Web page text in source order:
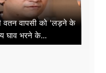
वतन वापसी को 'लड़ने के
घाव भरने के...